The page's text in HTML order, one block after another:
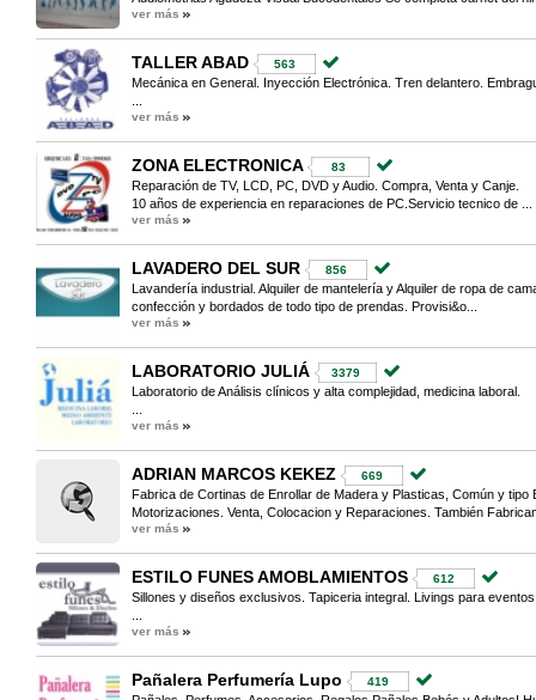
ver más
TALLER ABAD 563
Mecánica en General. Inyección Electrónica. Tren delantero.
ver más
ZONA ELECTRONICA 83
Reparación de TV, LCD, PC, DVD y Audio. Compra, Venta y Canje.
10 años de experiencia en reparaciones de PC.Servicio tecnico de ...
ver más
LAVADERO DEL SUR 856
Lavandería industrial. Alquiler de mantelería y Alquiler de ropa de
confección y bordados de todo tipo de prendas. Provisi&o...
ver más
LABORATORIO JULIÁ 3379
Laboratorio de Análisis clínicos y alta complejidad, medicina laboral.
ver más
ADRIAN MARCOS KEKEZ 669
Fabrica de Cortinas de Enrollar de Madera y Plasticas, Común y tipo
Motorizaciones. Venta, Colocacion y Reparaciones. También
ver más
ESTILO FUNES AMOBLAMIENTOS 612
Sillones y diseños exclusivos. Tapiceria integral. Livings para
ver más
Pañalera Perfumería Lupo 419